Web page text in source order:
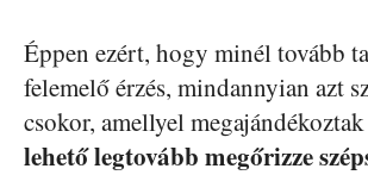
Éppen ezért, hogy minél tovább
felemelő érzés, mindannyian azt
csokor, amellyel
lehető legtovább megőrizze